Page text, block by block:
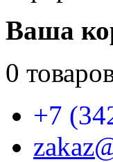
Ваша
0
+7